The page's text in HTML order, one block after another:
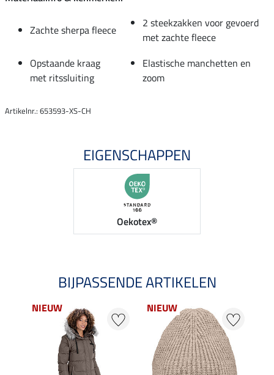
Zachte sherpa fleece
2 steekzakken voor gevoerd
met zachte fleece
Opstaande kraag
met ritssluiting
Elastische manchetten en
zoom
Artikelnr.: 653593-XS-CH
EIGENSCHAPPEN
Oekotex®
BIJPASSENDE ARTIKELEN
NIEUW NIEUW